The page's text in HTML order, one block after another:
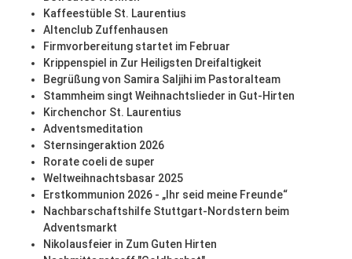
Kaffeestüble St. Laurentius
Altenclub Zuffenhausen
Firmvorbereitung startet im Februar
Krippenspiel in Zur Heiligsten Dreifaltigkeit
Begrüßung von Samira Saljihi im Pastoralteam
Stammheim singt Weihnachtslieder in Gut-Hirten
Kirchenchor St. Laurentius
Adventsmeditation
Sternsingeraktion 2026
Rorate coeli de super
Weltweihnachtsbasar 2025
Erstkommunion 2026 - „Ihr seid meine Freunde“
Nachbarschaftshilfe Stuttgart-Nordstern beim
Adventsmarkt
Nikolausfeier in Zum Guten Hirten